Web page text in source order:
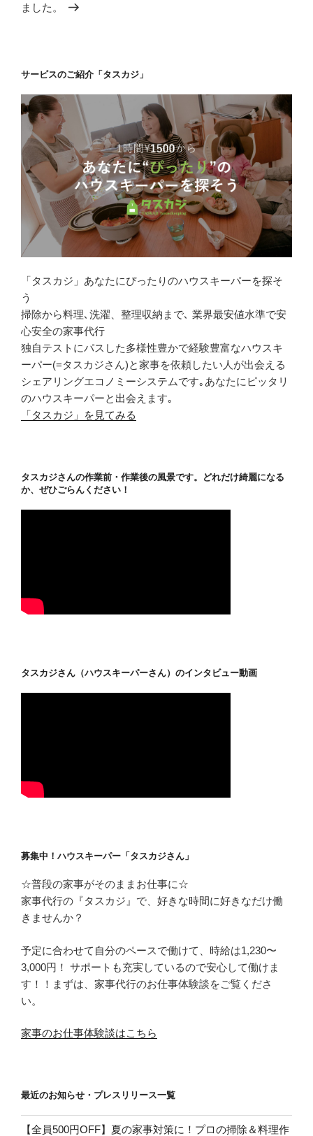
ョ
投
ました。
サービスのご紹介「タスカジ」
「タスカジ」あなたにぴったりのハウスキーパーを探そ
う
掃除から料理､洗濯、整理収納まで､ 業界最安値水準で安
心安全の家事代行
独自テストにパスした多様性豊かで経験豊富なハウスキ
ーパー(=タスカジさん)と家事を依頼したい人が出会える
シェアリングエコノミーシステムです｡あなたにピッタリ
のハウスキーパーと出会えます｡
「タスカジ」を見てみる
タスカジさんの作業前・作業後の風景です。どれだけ綺麗になる
か、ぜひごらんください！
タスカジさん（ハウスキーパーさん）のインタビュー動画
募集中！ハウスキーパー「タスカジさん」
☆普段の家事がそのままお仕事に☆
家事代行の『タスカジ』で、好きな時間に好きなだけ働
きませんか？
予定に合わせて自分のペースで働けて、時給は1,230〜
3,000円！ サポートも充実しているので安心して働けま
す！！まずは、家事代行のお仕事体験談をご覧くださ
い。
家事のお仕事体験談はこちら
最近のお知らせ・プレスリリース一覧
【全員500円OFF】夏の家事対策に！プロの掃除＆料理作